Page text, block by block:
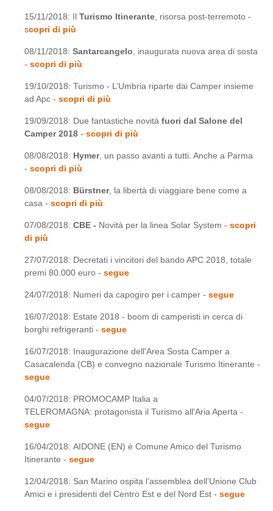
15/11/2018: Il Turismo Itinerante , risorsa post-terremoto -
scopri di più
08/11/2018: Santarcangelo , inaugurata nuova area di sosta
- scopri di più
19/10/2018: Turismo - L’Umbria riparte dai Camper insieme
ad Apc - scopri di più
19/09/2018: Due fantastiche novità fuori dal Salone del
Camper 2018 - scopri di più
08/08/2018: Hymer, un passo avanti a tutti. Anche a Parma
- scopri di più
08/08/2018: Bürstner, la libertà di viaggiare bene come a
casa - scopri di più
07/08/2018: CBE - Novità per la linea Solar System - scopri
di più
27/07/2018: Decretati i vincitori del bando APC 2018, totale
premi 80.000 euro - segue
24/07/2018: Numeri da capogiro per i camper - segue
16/07/2018: Estate 2018 - boom di camperisti in cerca di
borghi refrigeranti - segue
16/07/2018: Inaugurazione dell'Area Sosta Camper a
Casacalenda (CB) e convegno nazionale Turismo Itinerante -
segue
04/07/2018: PROMOCAMP Italia a
TELEROMAGNA: protagonista il Turismo all'Aria Aperta -
segue
16/04/2018: AIDONE (EN) è Comune Amico del Turismo
Itinerante - segue
12/04/2018: San Marino ospita l’assemblea dell’Unione Club
Amici e i presidenti del Centro Est e del Nord Est - segue